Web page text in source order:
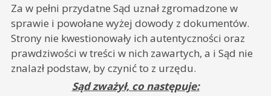
Za w pełni przydatne Sąd uznał zgromadzone w
sprawie i powołane wyżej dowody z dokumentów.
Strony nie kwestionowały ich autentyczności oraz
prawdziwości w treści w nich zawartych, a i Sąd nie
znalazł podstaw, by czynić to z urzędu.
Sąd zważył, co następuje: